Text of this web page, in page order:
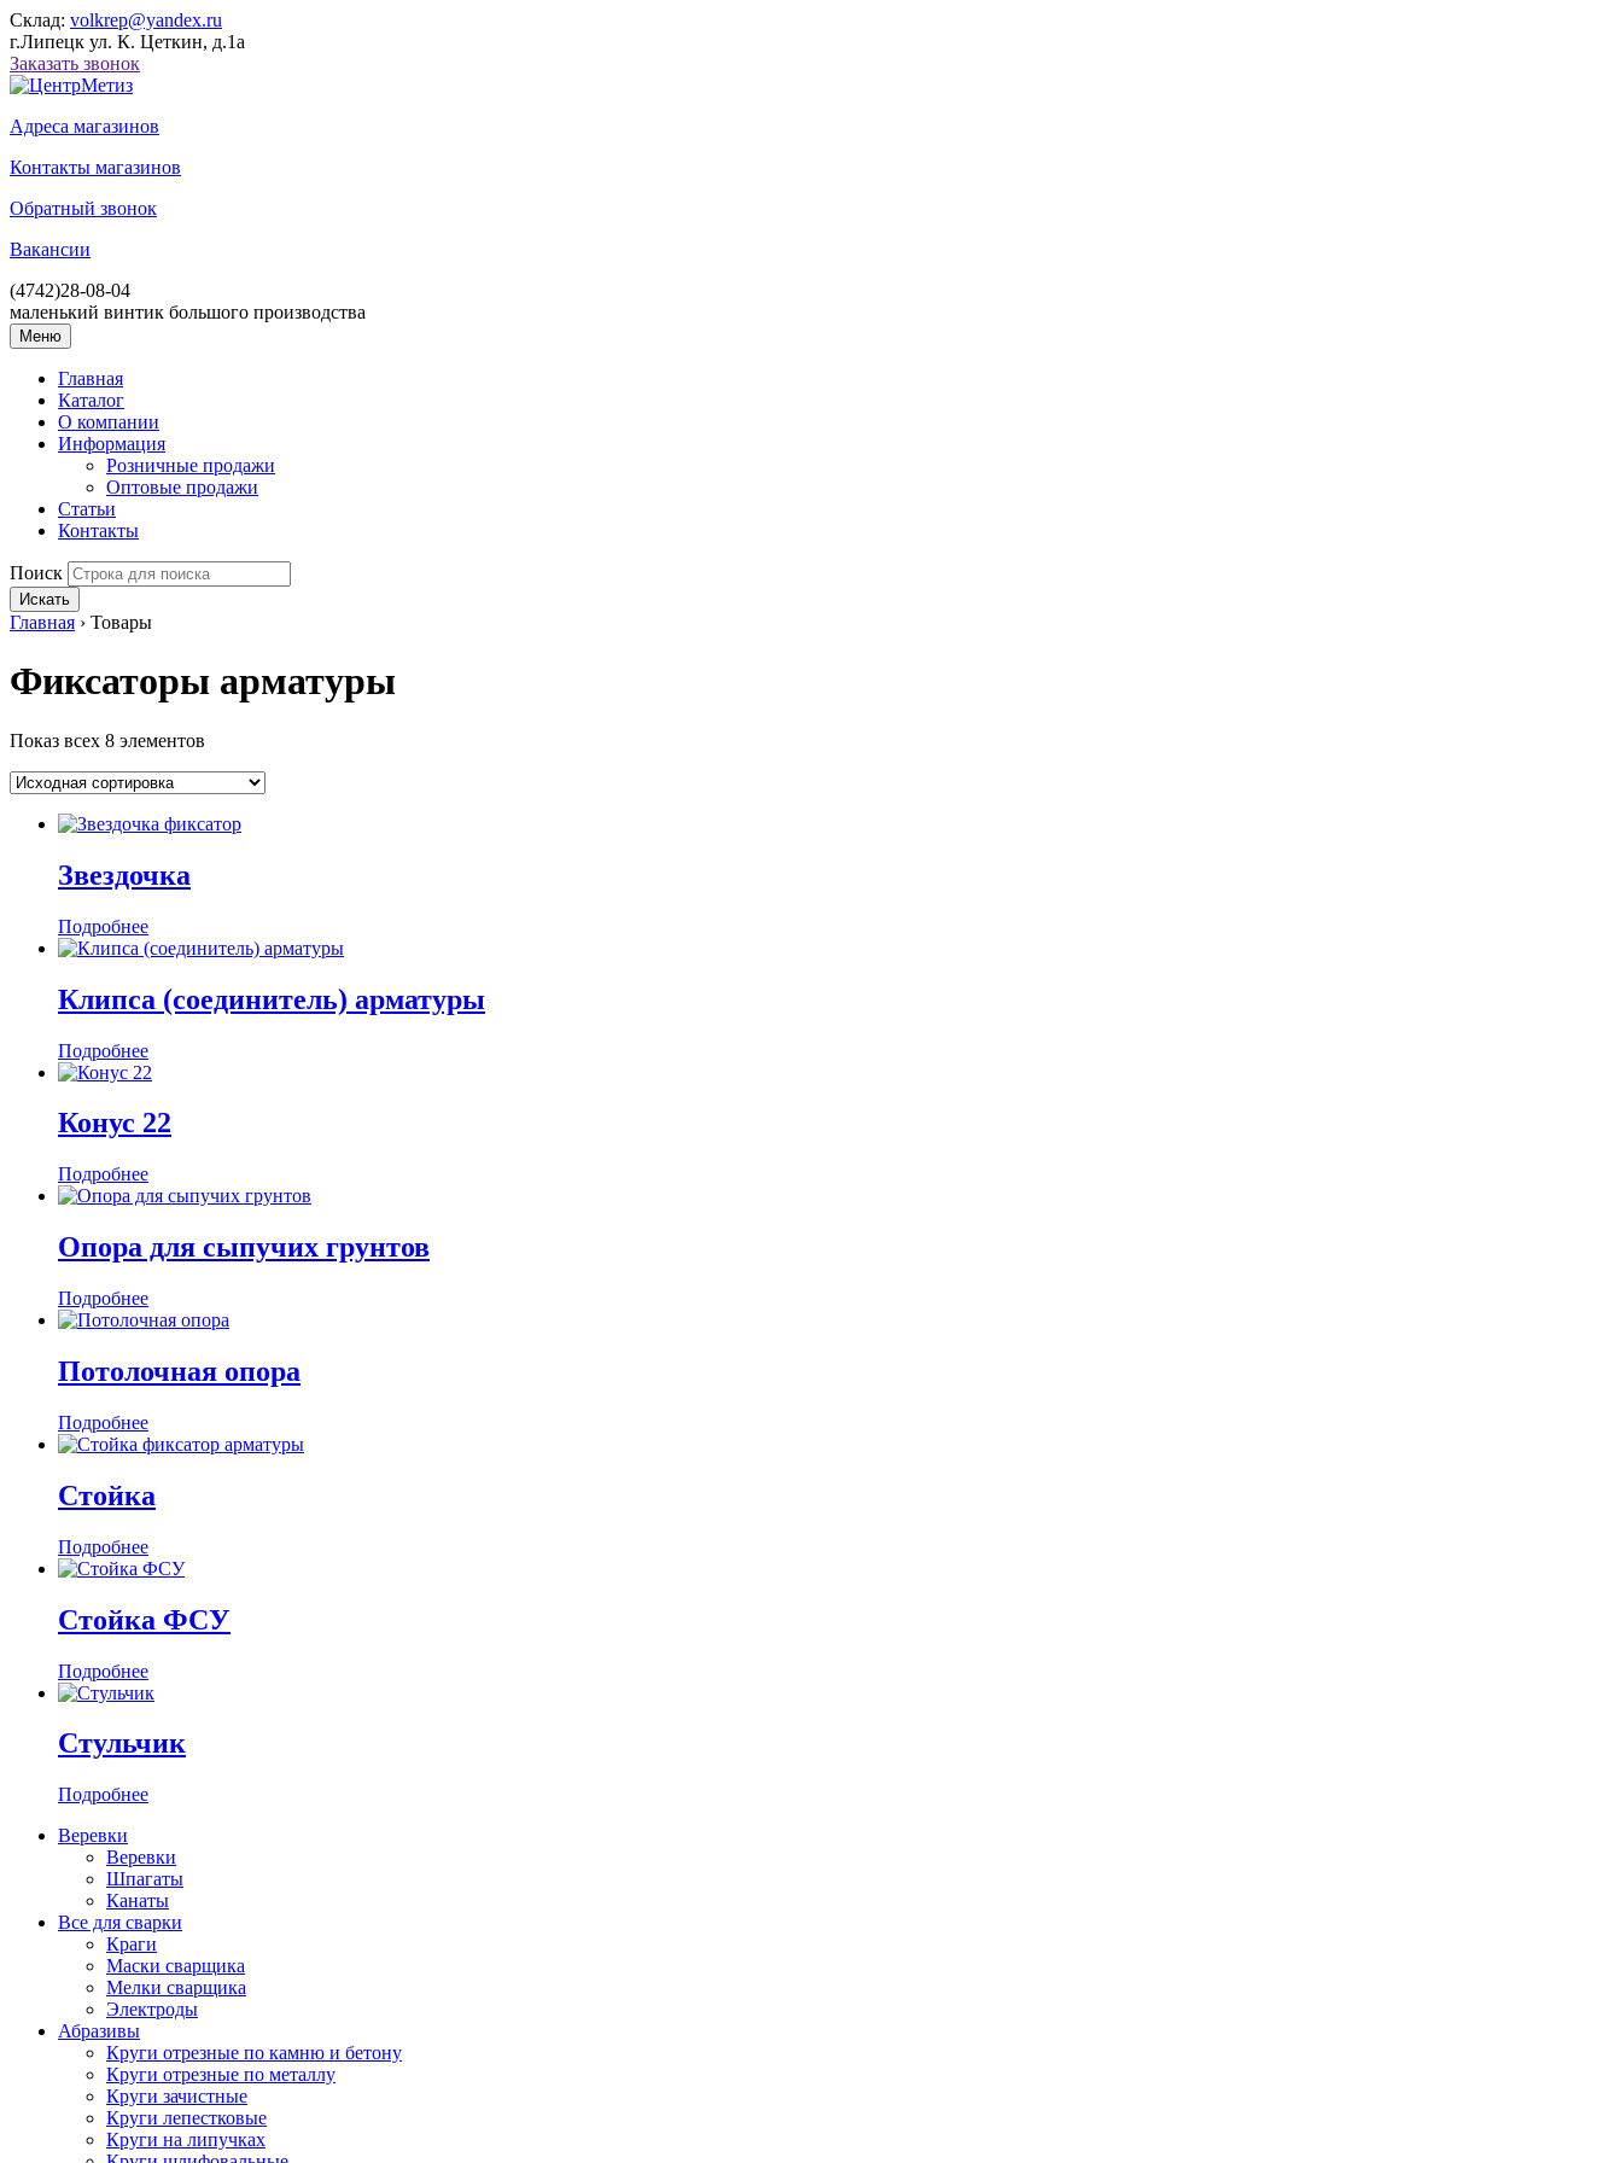
Склад: volkrep@yandex.ru
г.Липецк ул. К. Цеткин, д.1а
Заказать звонок
Адреса магазинов
Контакты магазинов
Обратный звонок
Вакансии
(4742)28-08-04
маленький винтик большого производства
Меню
Главная
Каталог
О компании
Информация
Розничные продажи
Оптовые продажи
Статьи
Контакты
Поиск
Искать
Главная › Товары
Фиксаторы арматуры
Показ всех 8 элементов
Звездочка
Подробнее
Клипса (соединитель) арматуры
Подробнее
Конус 22
Подробнее
Опора для сыпучих грунтов
Подробнее
Потолочная опора
Подробнее
Стойка
Подробнее
Стойка ФСУ
Подробнее
Стульчик
Подробнее
Веревки
Веревки
Шпагаты
Канаты
Все для сварки
Краги
Маски сварщика
Мелки сварщика
Электроды
Абразивы
Круги отрезные по камню и бетону
Круги отрезные по металлу
Круги зачистные
Круги лепестковые
Круги на липучках